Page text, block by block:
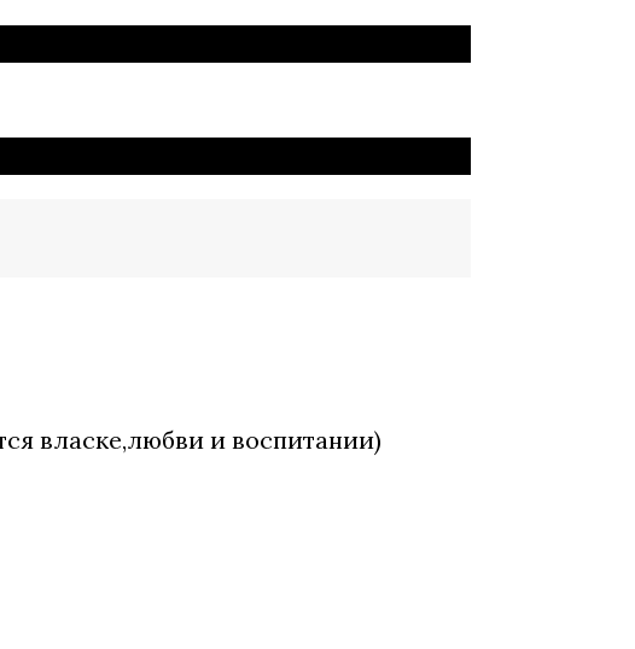
власке,любви и воспитании)